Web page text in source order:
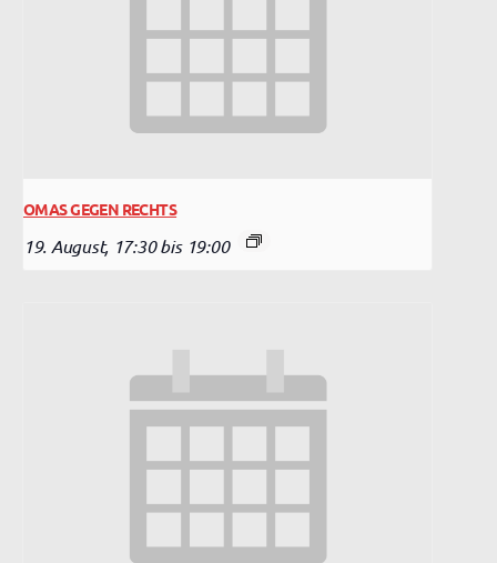
OMAS GEGEN RECHTS
19. August, 17:30 bis 19:00